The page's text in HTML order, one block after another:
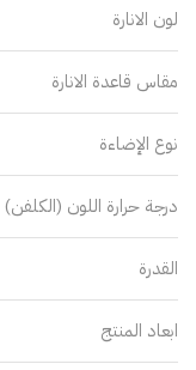
لون الانارة
مقاس قاعدة الانارة
نوع الإضاءة
درجة حرارة اللون (الكلفن)
القدرة
ابعاد المنتج